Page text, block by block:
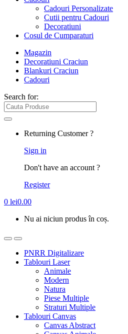
Cadouri Personalizate
Cutii pentru Cadouri
Decoratiuni
Cosul de Cumparaturi
Magazin
Decoratiuni Craciun
Blankuri Craciun
Cadouri
Search for:
Returning Customer ?
Sign in
Don't have an account ?
Register
0 lei0.00
Nu ai niciun produs în coș.
PNRR Digitalizare
Tablouri Laser
Animale
Modern
Natura
Piese Multiple
Straturi Multiple
Tablouri Canvas
Canvas Abstract